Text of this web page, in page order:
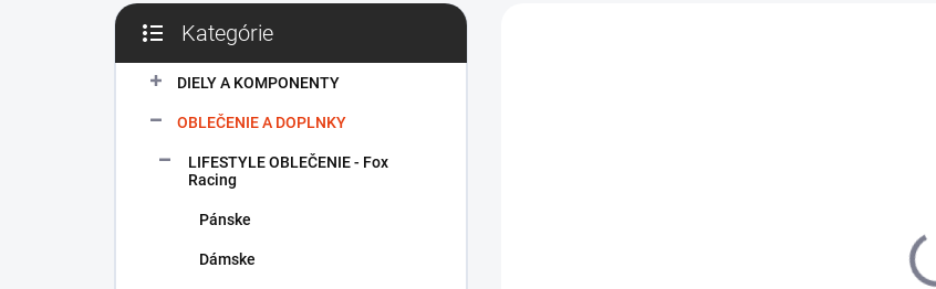
B
č
kategórie
Kategórie
DIELY A KOMPONENTY
OBLEČENIE A DOPLNKY
LIFESTYLE OBLEČENIE - Fox
Racing
Pánske
Dámske